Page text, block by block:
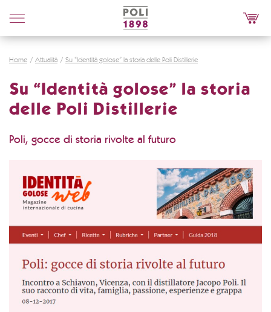
Poli
Distillerie
Home Attualità Su “Identità golose” la storia delle Poli Distillerie
Su “Identità golose” la storia
delle Poli Distillerie
Poli, gocce di storia rivolte al futuro